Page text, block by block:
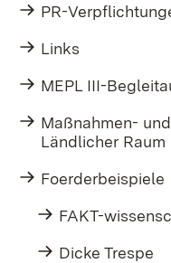
PR-
Links
MEPL III-
Maßnahmen-
Ländlicher Raum
Foerderbeispiele
FAKT-
Dicke Trespe